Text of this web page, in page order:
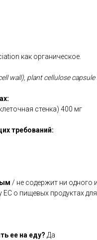
как органическое.
wall), plant cellulose
стенка) 400 мг
требований:
/ не содержит ни одного
о пищевых продуктах
ее на еду? Да